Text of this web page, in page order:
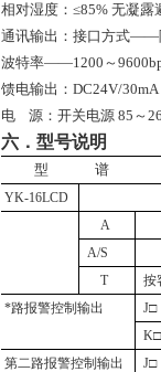
相对湿度：≤85% 无凝露
通讯输出：接口方式——
波特率——1200～
馈电输出： DC24V/
电
源：开关电源 85～
六．型号说明
型 谱
YK-16LCD
A
A/S
T
按
*路报警控制输出
J□
K□
第二路报警控制输出
J□